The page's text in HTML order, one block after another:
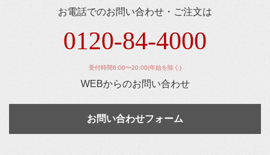
お電話でのお問い合わせ・ご注文は
0120-84-4000
受付時間8:00〜20:00(年始を除く)
WEBからのお問い合わせ
お問い合わせフォーム